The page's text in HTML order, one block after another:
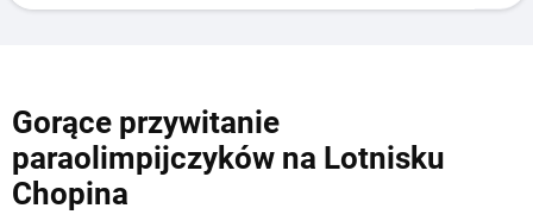
Gorące przywitanie
paraolimpijczyków na Lotnisku
Chopina